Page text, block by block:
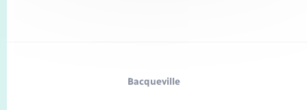
Bacqueville